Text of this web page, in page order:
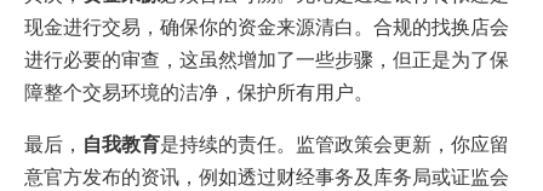
现金进行交易，确保你的资金来源清白。合规的找换店会
进行必要的审查，这虽然增加了一些步骤，但正是为了保
障整个交易环境的洁净，保护所有用户。
最后， 自我教育是持续的责任。监管政策会更新，你应留
意官方发布的资讯，例如透过财经事务及库务局或证监会